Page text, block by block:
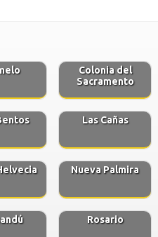
Colonia del
Sacramento
Las Cañas
Nueva Palmira
Rosario